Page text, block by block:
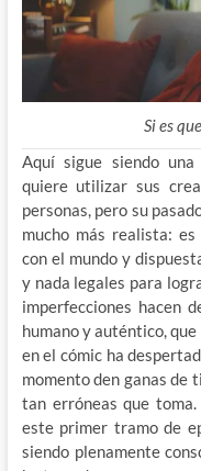
Si es
Aquí sigue siendo una
quiere utilizar sus
personas, pero su
mucho más realista:
con el mundo y
y nada legales para
imperfecciones hacen
humano y auténtico,
en el cómic ha
momento den ganas de
tan erróneas que
este primer tramo de
siendo plenamente